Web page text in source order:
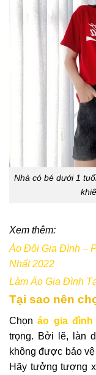
Nhà có bé dưới 1
Xem thêm:
Áo Đôi Gia Đình –
Nhất 2022
Làm Áo Gia Đình
Tại sao nên
Chọnáo gia đình
trọng. Bởi lẽ, làn
không được bảo
Hãy tưởng tượng